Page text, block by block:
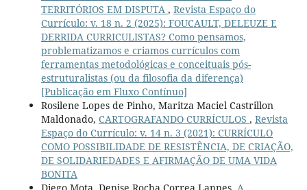
TERRITÓRIOS EM DISPUTA , Revista Espaço do
Currículo: v. 18 n. 2 (2025): FOUCAULT, DELEUZE E
DERRIDA CURRICULISTAS? Como pensamos,
problematizamos e criamos currículos com
ferramentas metodológicas e conceituais pós-
estruturalistas (ou da filosofia da diferença)
[Publicação em Fluxo Contínuo]
Rosilene Lopes de Pinho, Maritza Maciel Castrillon
Maldonado, CARTOGRAFANDO CURRÍCULOS , Revista
Espaço do Currículo: v. 14 n. 3 (2021): CURRÍCULO
COMO POSSIBILIDADE DE RESISTÊNCIA, DE CRIAÇÃO,
DE SOLIDARIEDADES E AFIRMAÇÃO DE UMA VIDA
BONITA
Diego Mota, Denise Rocha Correa Lannes, A